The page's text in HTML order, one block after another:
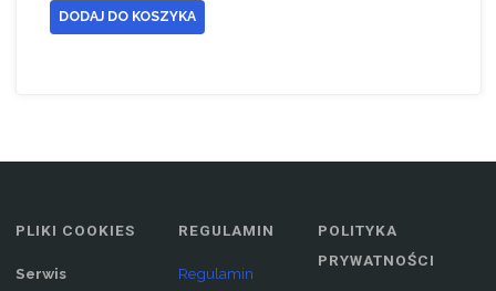
DODAJ DO KOSZYKA
PLIKI COOKIES
Serwis
REGULAMIN
Regulamin
POLITYKA
PRYWATNOŚCI